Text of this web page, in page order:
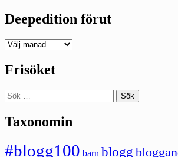
Deepedition förut
Deepedition
Frisöket
Sök
efter:
Taxonomin
#blogg100 barn blogg